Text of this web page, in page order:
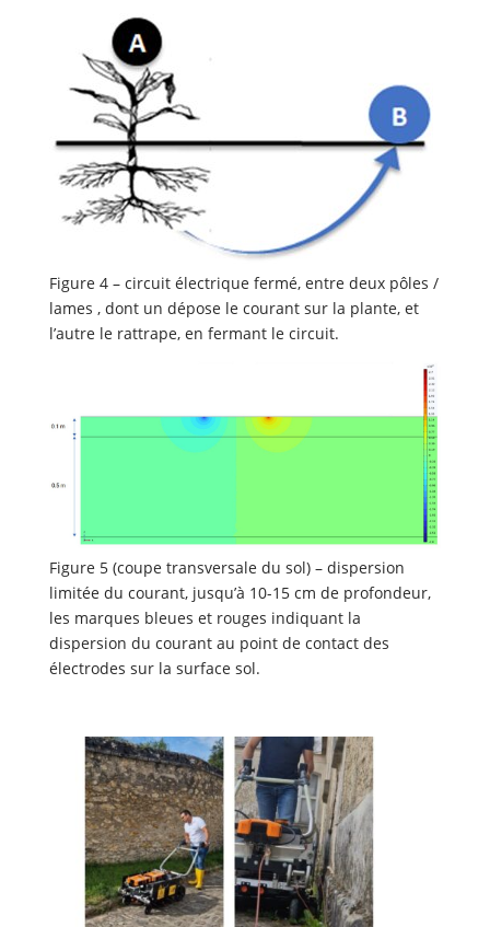
Figure 4 – circuit électrique fermé, entre deux pôles /
lames , dont un dépose le courant sur la plante, et
l’autre le rattrape, en fermant le circuit.
Figure 5 (coupe transversale du sol) – dispersion
limitée du courant, jusqu’à 10-15 cm de profondeur,
les marques bleues et rouges indiquant la
dispersion du courant au point de contact des
électrodes sur la surface sol.